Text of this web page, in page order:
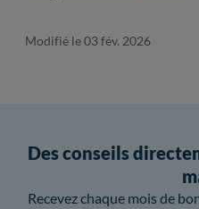
Modifié le 03 fév. 2026
Des conseils
Recevez chaque mois de